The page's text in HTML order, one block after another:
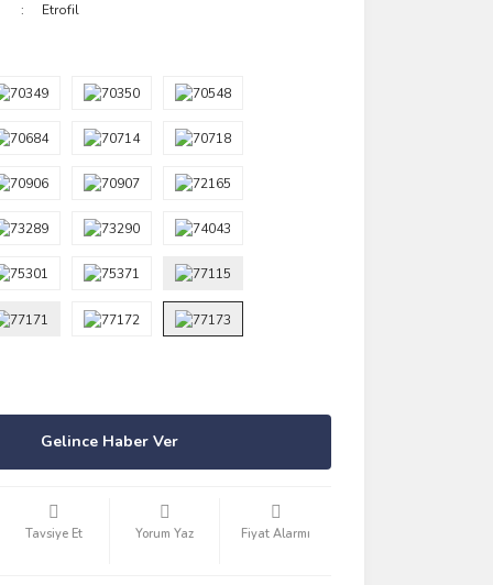
Etrofil
Gelince Haber Ver
Tavsiye Et Yorum Yaz Fiyat Alarmı